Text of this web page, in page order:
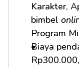
Karakter,
bimbel
Program
Biaya